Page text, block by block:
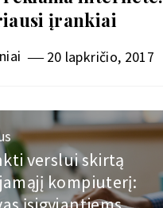
įrankiai
20 lapkričio, 2017
verslui skirtą
kompiuterį: